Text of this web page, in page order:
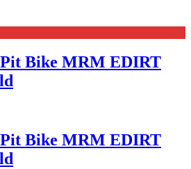
Bike MRM EDIRT
Bike MRM EDIRT